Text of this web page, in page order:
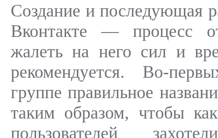
Создание и последующая
Вконтакте — процесс
жалеть на него сил и
рекомендуется. Во-
группе правильное
таким образом, чтобы
пользователей